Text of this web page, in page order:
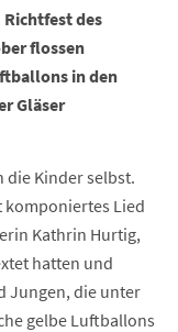
Richtfest des
flossen
in den
Gläser
die Kinder selbst.
komponiertes Lied
Kathrin Hurtig,
hatten und
Jungen, die unter
gelbe Luftballons